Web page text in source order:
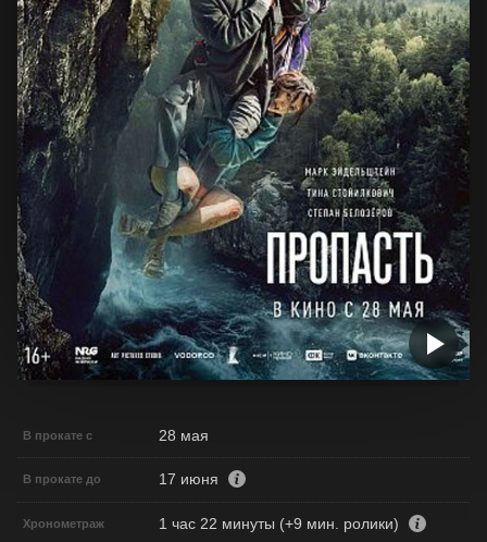
В прокате с 28 мая
В прокате до 17 июня
Хронометраж 1 час 22 минуты (+9 мин. ролики)